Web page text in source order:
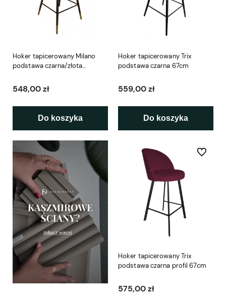
Hoker tapicerowany Milano
podstawa czarna/złota
548,00 zł
Do koszyka
Hoker tapicerowany Trix
podstawa czarna 67cm
559,00 zł
Do koszyka
Hoker tapicerowany Trix
podstawa czarna profil 67cm
575,00 zł
Do